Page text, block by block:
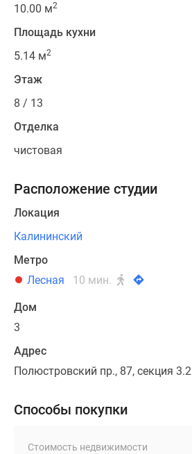
10.00 м2
Площадь кухни
5.14 м2
Этаж
8 / 13
Отделка
чистовая
Расположение студии
Локация
Калининский
Метро
Лесная
10 мин.
Дом
3
Адрес
Полюстровский пр., 87, секция 3.2
Способы покупки
Стоимость недвижимости